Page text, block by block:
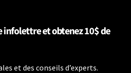
infolettre et obtenez 10$ de
et des conseils d’experts.